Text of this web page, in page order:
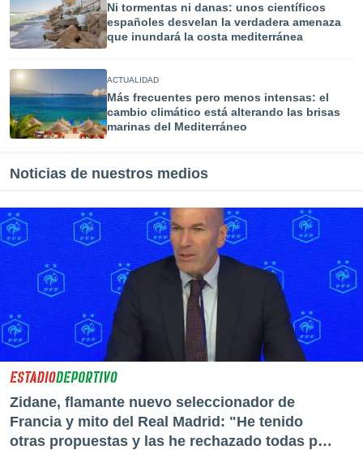
Ni tormentas ni danas: unos científicos
españoles desvelan la verdadera amenaza
que inundará la costa mediterránea
ACTUALIDAD
Más frecuentes pero menos intensas: el
cambio climático está alterando las brisas
marinas del Mediterráneo
Noticias de nuestros medios
Zidane, flamante nuevo seleccionador de
Francia y mito del Real Madrid: "He tenido
otras propuestas y las he rechazado todas por